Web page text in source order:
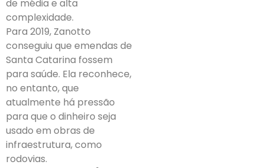
de média e alta
complexidade.
Para 2019, Zanotto
conseguiu que emendas de
Santa Catarina fossem
para saúde. Ela reconhece,
no entanto, que
atualmente há pressão
para que o dinheiro seja
usado em obras de
infraestrutura, como
rodovias.